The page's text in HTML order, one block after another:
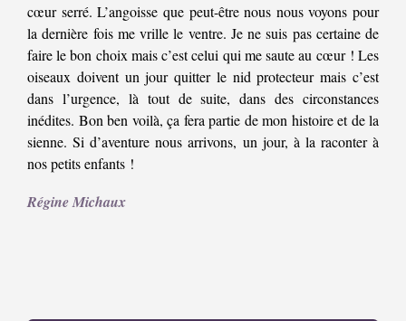
cœur serré. L’angoisse que peut-être nous nous voyons pour
la dernière fois me vrille le ventre. Je ne suis pas certaine de
faire le bon choix mais c’est celui qui me saute au cœur ! Les
oiseaux doivent un jour quitter le nid protecteur mais c’est
dans l’urgence, là tout de suite, dans des circonstances
inédites. Bon ben voilà, ça fera partie de mon histoire et de la
sienne. Si d’aventure nous arrivons, un jour, à la raconter à
nos petits enfants !
Régine Michaux